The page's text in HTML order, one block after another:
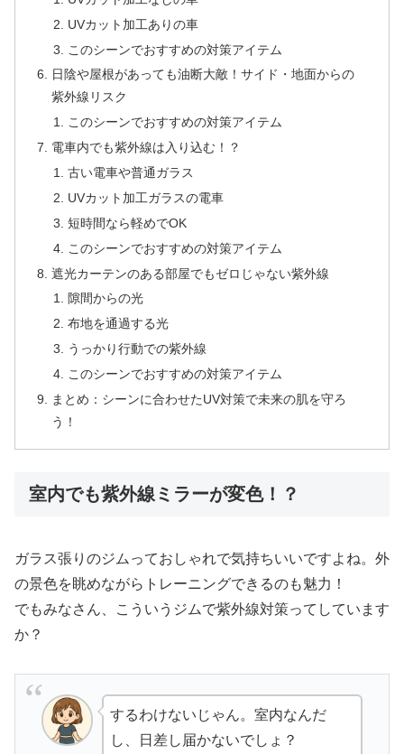
UVカット加工ありの車
このシーンでおすすめの対策アイテム
日陰や屋根があっても油断大敵！サイド・地面からの
紫外線リスク
このシーンでおすすめの対策アイテム
電車内でも紫外線は入り込む！？
古い電車や普通ガラス
UVカット加工ガラスの電車
短時間なら軽めでOK
このシーンでおすすめの対策アイテム
遮光カーテンのある部屋でもゼロじゃない紫外線
隙間からの光
布地を通過する光
うっかり行動での紫外線
このシーンでおすすめの対策アイテム
まとめ：シーンに合わせたUV対策で未来の肌を守ろ
う！
室内でも紫外線ミラーが変色！？
ガラス張りのジムっておしゃれで気持ちいいですよね。外
の景色を眺めながらトレーニングできるのも魅力！
でもみなさん、こういうジムで紫外線対策ってしています
か？
するわけないじゃん。室内なんだ
し、日差し届かないでしょ？